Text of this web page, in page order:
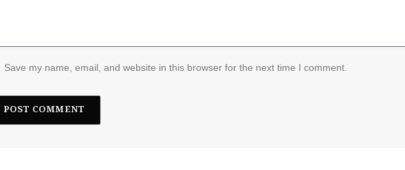
Save my name, email, and website in this browser for the next time I comment.